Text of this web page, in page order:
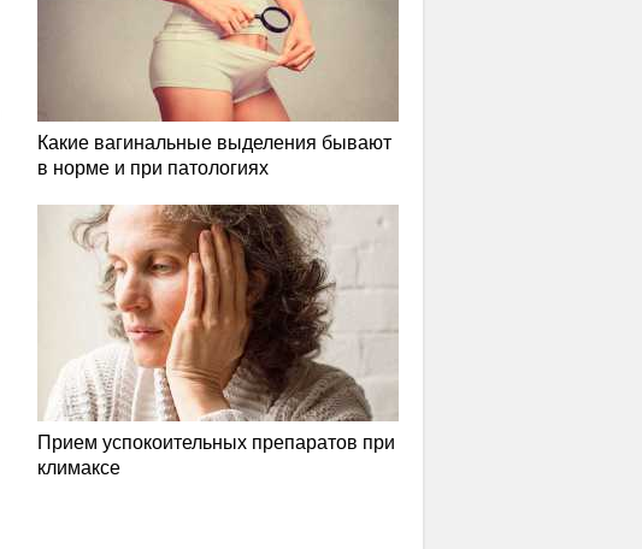
Какие вагинальные выделения бывают
в норме и при патологиях
Прием успокоительных препаратов при
климаксе